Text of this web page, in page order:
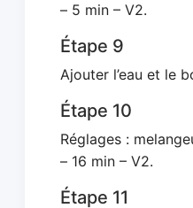
– 5 min – V2.
Étape 9
Ajouter l’eau et le
Étape 10
Réglages :
– 16 min – V2.
Étape 11